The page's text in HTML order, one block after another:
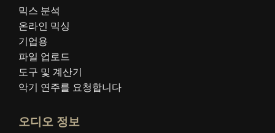
믹스 분석
온라인 믹싱
기업용
파일 업로드
도구 및 계산기
악기 연주를 요청합니다
오디오 정보